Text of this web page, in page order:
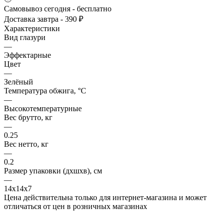
Самовывоз сегодня - бесплатно
Доставка завтра - 390 ₽
Характеристики
Вид глазури
—
Эффектарные
Цвет
—
Зелёный
Температура обжига, °C
—
Высокотемпературные
Вес брутто, кг
—
0.25
Вес нетто, кг
—
0.2
Размер упаковки (дхшхв), см
—
14х14х7
Цена действительна только для интернет-магазина и может
отличаться от цен в розничных магазинах